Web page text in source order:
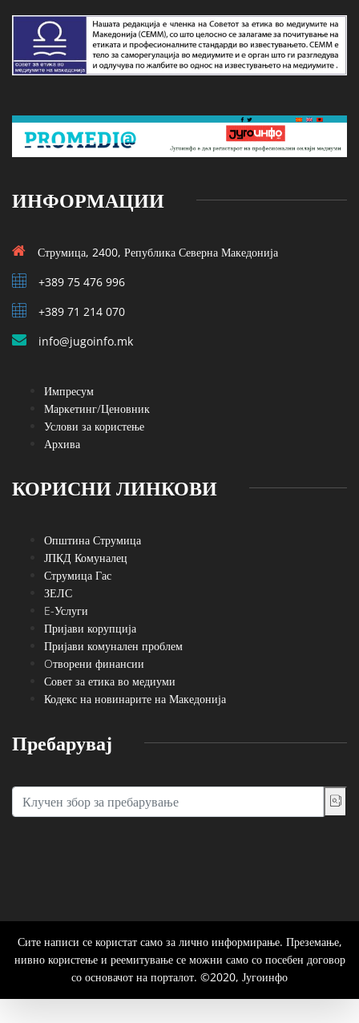
ИНФОРМАЦИИ
Струмица, 2400, Република Северна Македонија
+389 75 476 996
+389 71 214 070
info@jugoinfo.mk
Импресум
Маркетинг/Ценовник
Услови за користење
Архива
КОРИСНИ ЛИНКОВИ
Општина Струмица
ЈПКД Комуналец
Струмица Гас
ЗЕЛС
E-Услуги
Пријави корупција
Пријави комунален проблем
Oтворени финансии
Совет за етика во медиуми
Кодекс на новинарите на Македонија
Пребарувај
Сите написи се користат само за лично информирање. Преземање,
нивно користење и реемитување се можни само со посебен договор
со основачот на порталот. ©2020, Југоинфо